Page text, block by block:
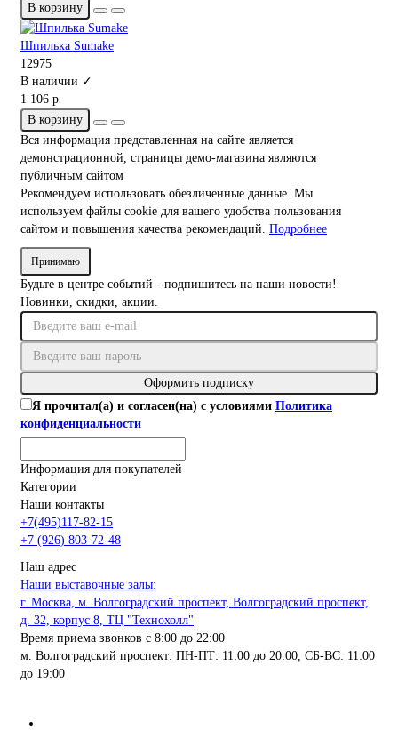
В корзину
Шпилька Sumake
12975
В наличии ✓
1 106 р
В корзину
Вся информация представленная на сайте является
демонстрационной, страницы демо-магазина являются
публичным сайтом
Рекомендуем использовать обезличенные данные. Мы
используем файлы cookie для вашего удобства пользования
сайтом и повышения качества рекомендаций. Подробнее
Принимаю
Будьте в центре событий - подпишитесь на наши новости!
Новинки, скидки, акции.
Оформить подписку
Я прочитал(а) и согласен(на) с условиями Политика
конфиденциальности
Информация для покупателей
Категории
Наши контакты
+7(495)117-82-15
+7 (926) 803-72-48
Наш адрес
Наши выставочные залы:
г. Москва, м. Волгоградский проспект, Волгоградский проспект,
д. 32, корпус 8, ТЦ "Технохолл"
Время приема звонков с 8:00 до 22:00
м. Волгоградский проспект: ПН-ПТ: 11:00 до 20:00, СБ-ВС: 11:00
до 19:00